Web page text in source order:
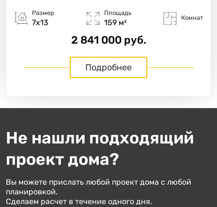
Размер
7х13
Площадь
159 м²
Комнат
2 841 000 руб.
Подробнее
Не нашли подходящий
проект дома?
Вы можете прислать любой проект дома с любой
планировкой.
Сделаем расчет в течение одного дня.